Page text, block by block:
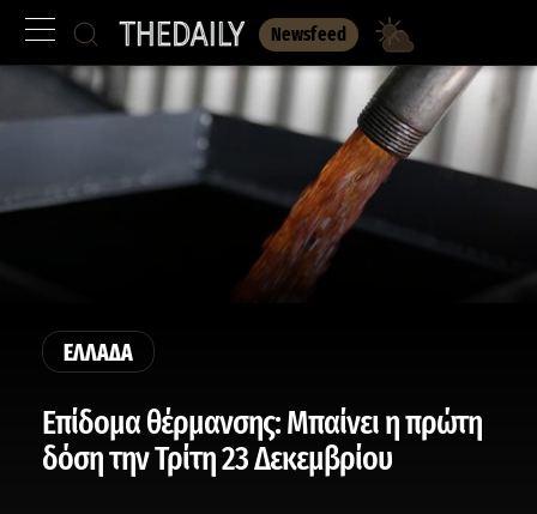
Newsfeed
ΕΛΛΑΔΑ
Επίδομα θέρμανσης: Μπαίνει η πρώτη
δόση την Τρίτη 23 Δεκεμβρίου